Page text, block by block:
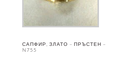
САПФИР, ЗЛАТО – ПРЪСТЕН –
N755